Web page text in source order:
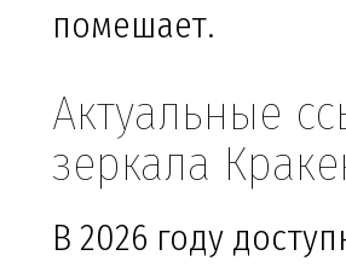
помешает.
Актуальные
зеркала
В 2026 году